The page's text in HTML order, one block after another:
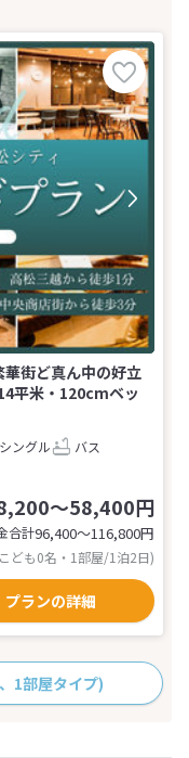
街ど真ん中の好立
平米・120cmベッ
シングル
バス
～58,400円
合計96,400〜116,800円
ども0名・1部屋/1泊2日)
プランの詳細
1部屋タイプ)